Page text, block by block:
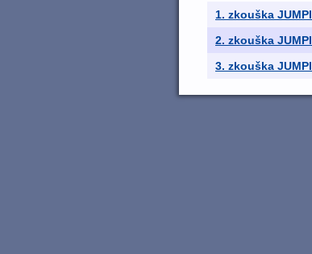
1. zkouška
2. zkouška
3. zkouška